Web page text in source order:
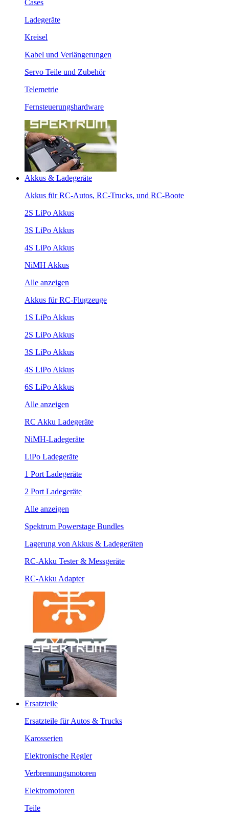
Cases
Ladegeräte
Kreisel
Kabel und Verlängerungen
Servo Teile und Zubehör
Telemetrie
Fernsteuerungshardware
Akkus & Ladegeräte
Akkus für RC-Autos, RC-Trucks, und RC-Boote
2S LiPo Akkus
3S LiPo Akkus
4S LiPo Akkus
NiMH Akkus
Alle anzeigen
Akkus für RC-Flugzeuge
1S LiPo Akkus
2S LiPo Akkus
3S LiPo Akkus
4S LiPo Akkus
6S LiPo Akkus
Alle anzeigen
RC Akku Ladegeräte
NiMH-Ladegeräte
LiPo Ladegeräte
1 Port Ladegeräte
2 Port Ladegeräte
Alle anzeigen
Spektrum Powerstage Bundles
Lagerung von Akkus & Ladegeräten
RC-Akku Tester & Messgeräte
RC-Akku Adapter
Ersatzteile
Ersatzteile für Autos & Trucks
Karosserien
Elektronische Regler
Verbrennungsmotoren
Elektromotoren
Teile